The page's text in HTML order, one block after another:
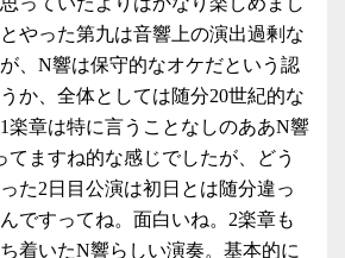
やった第九は音響上の演出過剰な
、N響は保守的なオケだという認
か、全体としては随分20世紀的な
楽章は特に言うことなしのああN響
てますね的な感じでしたが、どう
た2日目公演は初日とは随分違っ
ですってね。面白いね。2楽章も
着いたN響らしい演奏。基本的に